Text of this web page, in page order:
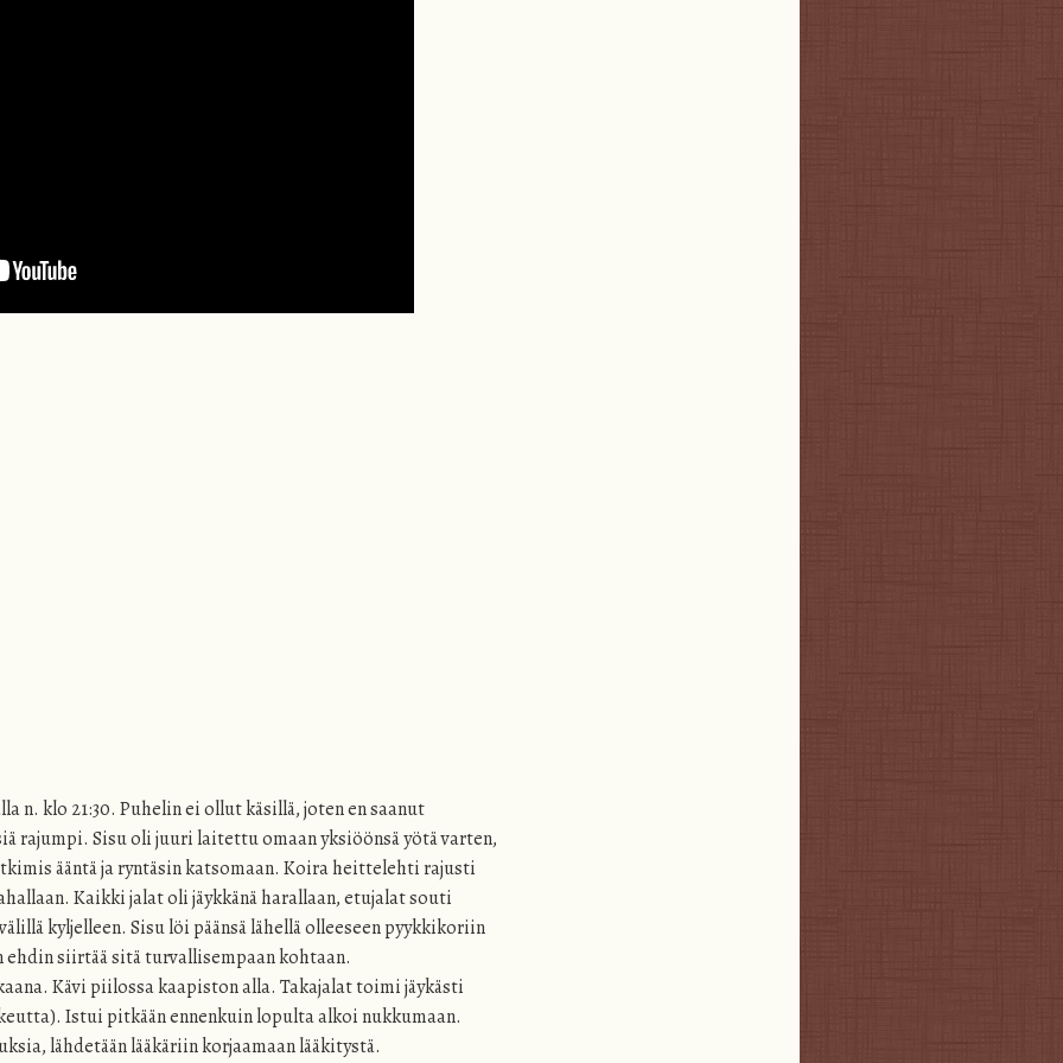
n. klo 21:30. Puhelin ei ollut käsillä, joten en saanut
rajumpi. Sisu oli juuri laitettu omaan yksiöönsä yötä varten,
ääntä ja ryntäsin katsomaan. Koira heittelehti rajusti
Kaikki jalat oli jäykkänä harallaan, etujalat souti
kyljelleen. Sisu löi päänsä lähellä olleeseen pyykkikoriin
ehdin siirtää sitä turvallisempaan kohtaan.
Kävi piilossa kaapiston alla. Takajalat toimi jäykästi
Istui pitkään ennenkuin lopulta alkoi nukkumaan.
lähdetään lääkäriin korjaamaan lääkitystä.